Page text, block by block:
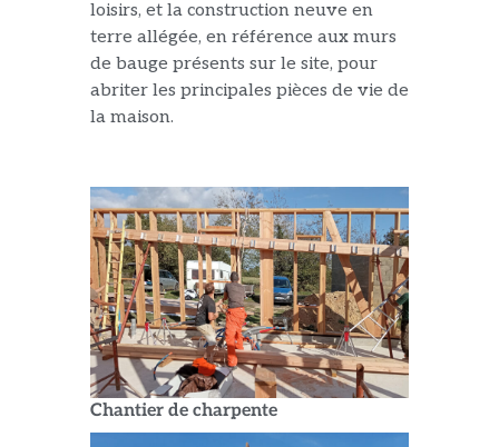
loisirs, et la construction neuve en
terre allégée, en référence aux murs
de bauge présents sur le site, pour
abriter les principales pièces de vie de
la maison.
Chantier de charpente